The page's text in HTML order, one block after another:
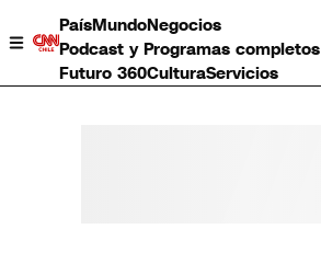
PaísMundoNegocios
Podcast y Programas completos
Futuro 360CulturaServicios